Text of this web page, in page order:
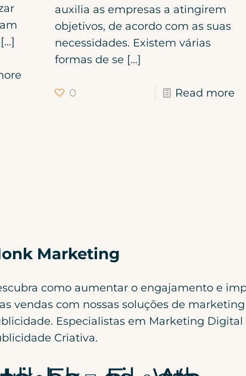
[…]
auxilia as empresas a atingirem
objetivos, de acordo com as suas
necessidades. Existem várias
formas de se […]
0 Read more
Marketing
como aumentar o engajamento e
vendas com nossas soluções de
Especialistas em Marketing Digital
Criativa.